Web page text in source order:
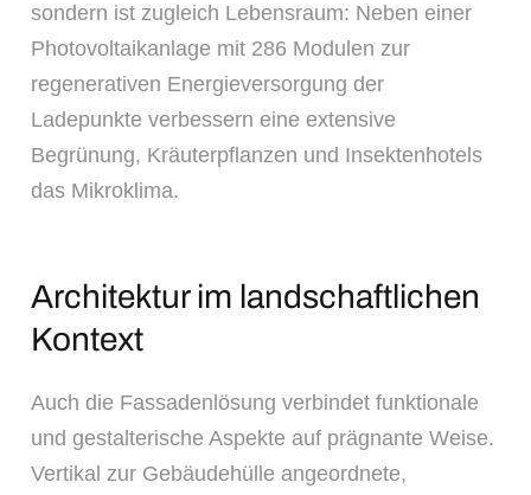
sondern ist zugleich Lebensraum: Neben einer
Photovoltaikanlage mit 286 Modulen zur
regenerativen Energieversorgung der
Ladepunkte verbessern eine extensive
Begrünung, Kräuterpflanzen und Insektenhotels
das Mikroklima.
Architektur im landschaftlichen
Kontext
Auch die Fassadenlösung verbindet funktionale
und gestalterische Aspekte auf prägnante Weise.
Vertikal zur Gebäudehülle angeordnete,